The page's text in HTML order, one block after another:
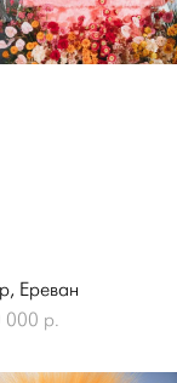
, Ереван
000 р.